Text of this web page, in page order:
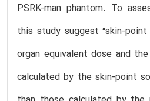
PSRK-man phantom. To
this study suggest “skin-
organ equivalent dose and
calculated by the skin-point